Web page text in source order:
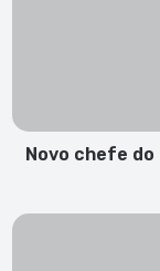
posse
Novo chefe do
Artistas